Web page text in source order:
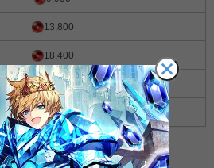
13,800
18,400
23,600
29,500